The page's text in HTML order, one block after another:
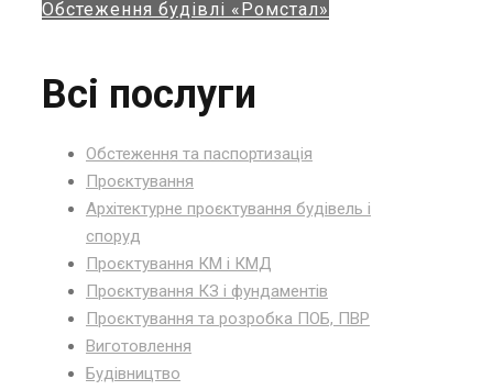
Обстеження будівлі «Ромстал»
Всі послуги
Обстеження та паспортизація
Проєктування
Архітектурне проєктування будівель і
споруд
Проєктування КМ і КМД
Проєктування КЗ і фундаментів
Проєктування та розробка ПОБ, ПВР
Виготовлення
Будівництво